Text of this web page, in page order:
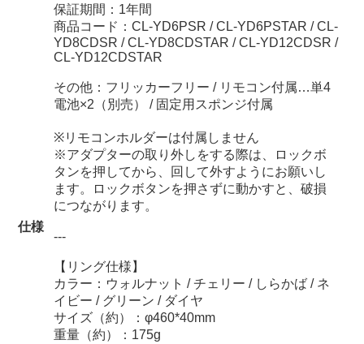
仕様
保証期間：1年間
商品コード：CL-YD6PSR / CL-YD6PSTAR / CL-
YD8CDSR / CL-YD8CDSTAR / CL-YD12CDSR /
CL-YD12CDSTAR
その他：フリッカーフリー / リモコン付属…単4
電池×2（別売） / 固定用スポンジ付属
※リモコンホルダーは付属しません
※アダプターの取り外しをする際は、ロックボ
タンを押してから、回して外すようにお願いし
ます。ロックボタンを押さずに動かすと、破損
につながります。
---
【リング仕様】
カラー：ウォルナット / チェリー / しらかば / ネ
イビー / グリーン / ダイヤ
サイズ（約）：φ460*40mm
重量（約）：175g